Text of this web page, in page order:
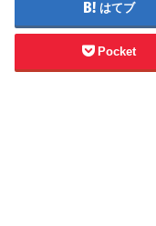
はてブ
Pocket